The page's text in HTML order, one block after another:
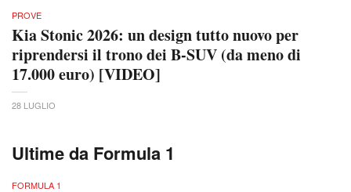
PROVE
Kia Stonic 2026: un design tutto nuovo per
riprendersi il trono dei B-SUV (da meno di
17.000 euro) [VIDEO]
28 LUGLIO
Ultime da Formula 1
FORMULA 1